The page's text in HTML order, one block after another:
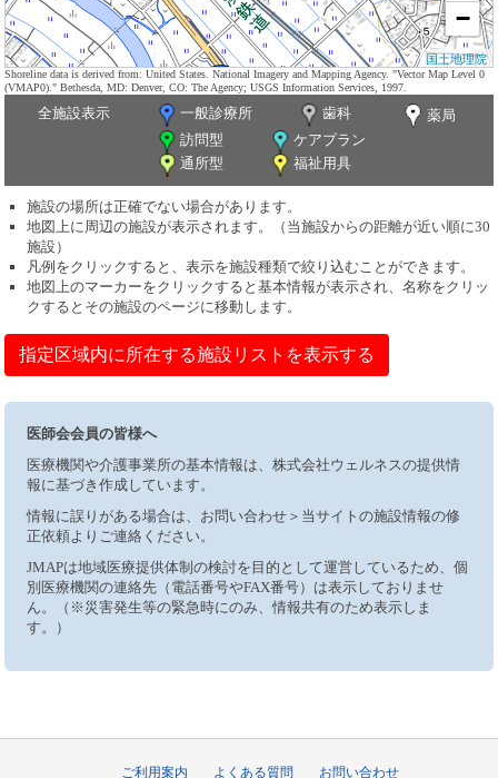
−
国土地理院
Shoreline data is derived from: United States. National Imagery and Mapping Agency. "Vector Map Level 0
(VMAP0)." Bethesda, MD: Denver, CO: The Agency; USGS Information Services, 1997.
全施設表示 一般診療所 歯科
薬局
訪問型
ケアプラン
通所型
福祉用具
施設の場所は正確でない場合があります。
地図上に周辺の施設が表示されます。（当施設からの距離が近い順に30
施設）
凡例をクリックすると、表示を施設種類で絞り込むことができます。
地図上のマーカーをクリックすると基本情報が表示され、名称をクリッ
クするとその施設のページに移動します。
指定区域内に所在する施設リストを表示する
医師会会員の皆様へ
医療機関や介護事業所の基本情報は、株式会社ウェルネスの提供情
報に基づき作成しています。
情報に誤りがある場合は、お問い合わせ＞当サイトの施設情報の修
正依頼よりご連絡ください。
JMAPは地域医療提供体制の検討を目的として運営しているため、個
別医療機関の連絡先（電話番号やFAX番号）は表示しておりませ
ん。（※災害発生等の緊急時にのみ、情報共有のため表示しま
す。）
ご利用案内 よくある質問 お問い合わせ